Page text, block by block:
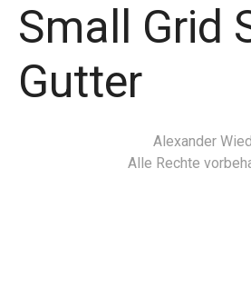
Small Grid
Gutter
Alexander Wied
Alle Rechte